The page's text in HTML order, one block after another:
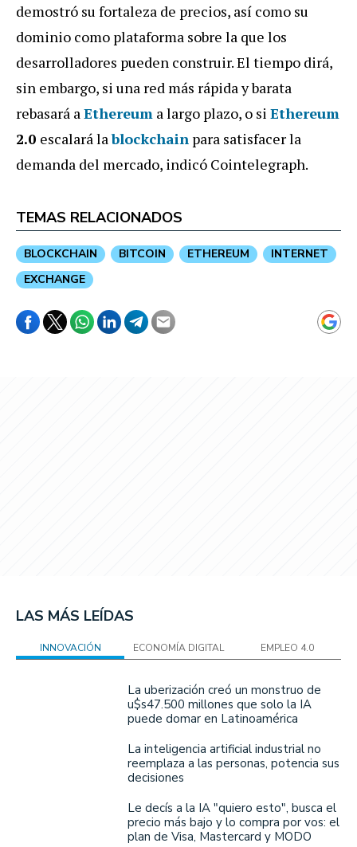
demostró su fortaleza de precios, así como su
dominio como plataforma sobre la que los
desarrolladores pueden construir. El tiempo dirá,
sin embargo, si una red más rápida y barata
rebasará aEthereum a largo plazo, o si Ethereum
2.0 escalará lablockchain para satisfacer la
demanda del mercado, indicó Cointelegraph.
TEMAS RELACIONADOS
BLOCKCHAIN BITCOIN ETHEREUM
INTERNET
EXCHANGE
LAS MÁS LEÍDAS
INNOVACIÓN ECONOMÍA DIGITAL EMPLEO 4.0
La uberización creó un monstruo de
u$s47.500 millones que solo la IA
puede domar en Latinoamérica
La inteligencia artificial industrial no
reemplaza a las personas, potencia sus
decisiones
Le decís a la IA "quiero esto", busca el
precio más bajo y lo compra por vos: el
plan de Visa, Mastercard y MODO